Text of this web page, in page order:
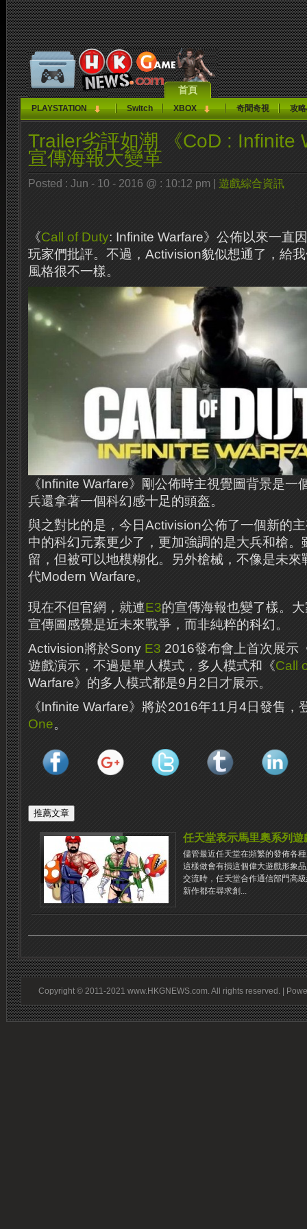
首頁
PLAYSTATION Switch XBOX 奇聞奇視 攻
Trailer劣評如潮 《CoD : Infinite
宣傳海報大變革
Posted : Jun - 10 - 2016 @ : 10:12 pm | 遊戲綜合資訊
《Call of Duty: Infinite Warfare》公佈以來一直
玩家們批評。不過，Activision貌似想通了，給
風格很不一樣。
《Infinite Warfare》剛公佈時主視覺圖背景是一
兵還拿著一個科幻感十足的頭盔。
與之對比的是，今日Activision公佈了一個新的
中的科幻元素更少了，更加強調的是大兵和槍。
留，但被可以地模糊化。另外槍械，不像是未
代Modern Warfare。
現在不但官網，就連E3的宣傳海報也變了樣。
宣傳圖感覺是近未來戰爭，而非純粹的科幻。
Activision將於Sony E3 2016發布會上首次展示
遊戲演示，不過是單人模式，多人模式和《Call
Warfare》的多人模式都是9月2日才展示。
《Infinite Warfare》將於2016年11月4日發售，
One。
任天堂表示馬里奧系列遊
儘管最近任天堂在頻繁的發佈各
這樣做會有損這個偉大遊戲形象
交流時，任天堂合作通信部門高
新作都在尋求創...
Copyright © 2011-2021 www.HKGNEWS.com. All rights reserved. |